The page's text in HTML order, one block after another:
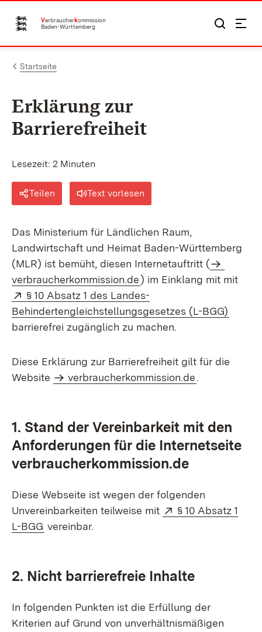
Zum Inhalt springen
Verbraucherkommission
Baden-Württemberg
Startseite
Erklärung zur
Barrierefreiheit
Lesezeit: 2 Minuten
Teilen Text vorlesen
Das Ministerium für Ländlichen Raum,
Landwirtschaft und Heimat Baden-Württemberg
(MLR) ist bemüht, diesen Internetauftritt (
verbraucherkommission.de) im Einklang mit mit
Extern:
§ 10 Absatz 1 des Landes-
Behindertengleichstellungsgesetzes (L-BGG)
barrierefrei zugänglich zu machen.
Diese Erklärung zur Barrierefreiheit gilt für die
Website
verbraucherkommission.de.
1. Stand der Vereinbarkeit mit den
Anforderungen für die Internetseite
verbraucherkommission.de
Diese Webseite ist wegen der folgenden
Unvereinbarkeiten teilweise mit
Extern:
§ 10 Absatz 1
L-BGG (Öffnet in neuem Fenster)
vereinbar.
2. Nicht barrierefreie Inhalte
In folgenden Punkten ist die Erfüllung der
Kriterien auf Grund von unverhältnismäßigen